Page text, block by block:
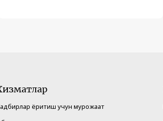
ёритиш учун мурожаат